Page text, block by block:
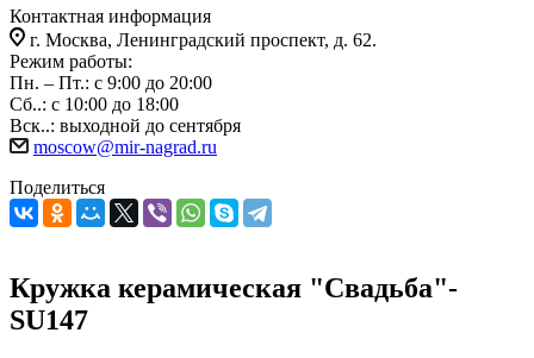
Контактная информация
г. Москва, Ленинградский проспект, д. 62.
Режим работы:
Пн. – Пт.: с 9:00 до 20:00
Сб..: с 10:00 до 18:00
Вск..: выходной до сентября
moscow@mir-nagrad.ru
Поделиться
Кружка керамическая "Свадьба"-
SU147